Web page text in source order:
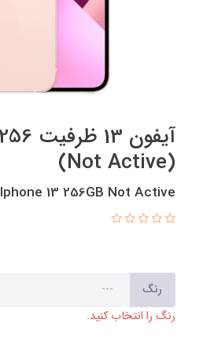
(Not Active)
Iphone 13 256GB Not Active
رنگ
رنگ را انتخاب کنید.